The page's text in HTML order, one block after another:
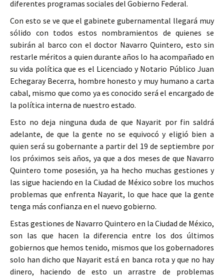
diferentes programas sociales del Gobierno Federal.
Con esto se ve que el gabinete gubernamental llegará muy
sólido con todos estos nombramientos de quienes se
subirán al barco con el doctor Navarro Quintero, esto sin
restarle méritos a quien durante años lo ha acompañado en
su vida política que es el Licenciado y Notario Público Juan
Echegaray Becerra, hombre honesto y muy humano a carta
cabal, mismo que como ya es conocido será el encargado de
la política interna de nuestro estado.
Esto no deja ninguna duda de que Nayarit por fin saldrá
adelante, de que la gente no se equivocó y eligió bien a
quien será su gobernante a partir del 19 de septiembre por
los próximos seis años, ya que a dos meses de que Navarro
Quintero tome posesión, ya ha hecho muchas gestiones y
las sigue haciendo en la Ciudad de México sobre los muchos
problemas que enfrenta Nayarit, lo que hace que la gente
tenga más confianza en el nuevo gobierno.
Estas gestiones de Navarro Quintero en la Ciudad de México,
son las que hacen la diferencia entre los dos últimos
gobiernos que hemos tenido, mismos que los gobernadores
solo han dicho que Nayarit está en banca rota y que no hay
dinero, haciendo de esto un arrastre de problemas